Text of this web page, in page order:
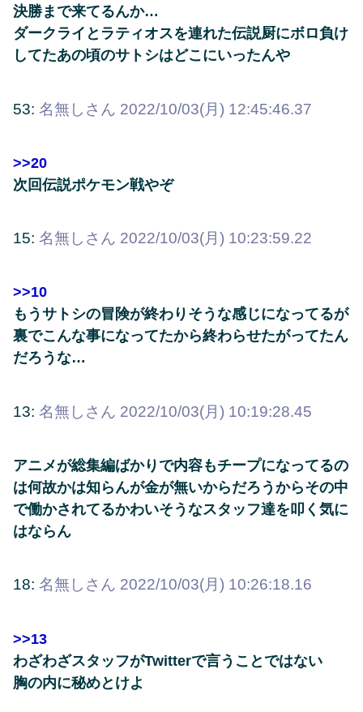
決勝まで来てるんか…
ダークライとラティオスを連れた伝説厨にボロ負け
してたあの頃のサトシはどこにいったんや
53: 名無しさん 2022/10/03(月) 12:45:46.37
>>20
次回伝説ポケモン戦やぞ
15: 名無しさん 2022/10/03(月) 10:23:59.22
>>10
もうサトシの冒険が終わりそうな感じになってるが
裏でこんな事になってたから終わらせたがってたん
だろうな…
13: 名無しさん 2022/10/03(月) 10:19:28.45
アニメが総集編ばかりで内容もチープになってるの
は何故かは知らんが金が無いからだろうからその中
で働かされてるかわいそうなスタッフ達を叩く気に
はならん
18: 名無しさん 2022/10/03(月) 10:26:18.16
>>13
わざわざスタッフがTwitterで言うことではない
胸の内に秘めとけよ